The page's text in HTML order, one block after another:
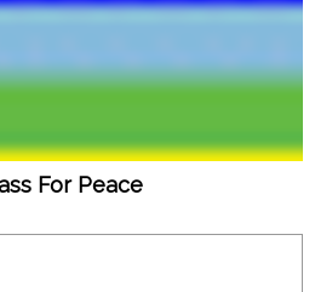
For Peace